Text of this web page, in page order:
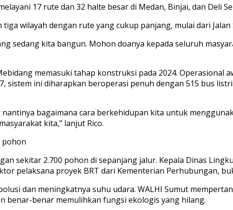
17 rute dan 32 halte besar di Medan, Binjai, dan Deli
wilayah dengan rute yang cukup panjang, mulai dari
sedang kita bangun. Mohon doanya kepada seluruh
memasuki tahap konstruksi pada 2024. Operasional
sistem ini diharapkan beroperasi penuh dengan 515 bus
bagaimana cara berkehidupan kita untuk
kita,” lanjut Rico.
pohon
sekitar 2.700 pohon di sepanjang jalur. Kepala Dinas
pelaksana proyek BRT dari Kementerian Perhubungan,
dan meningkatnya suhu udara. WALHI Sumut
benar-benar memulihkan fungsi ekologis yang hilang.